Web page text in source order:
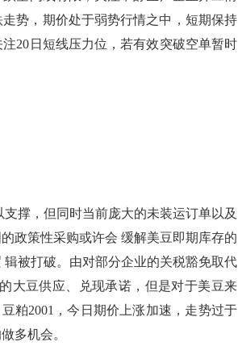
势，期价处于弱势行情之中，短期保持
20日短线压力位，若有效突破空单暂时
撑，但同时当前庞大的未装运订单以及
政策性采购或许会 缓解美豆即期库存的
被打破。由对部分企业的关税豁免取代
大豆供应、兑现承诺，但是对于美豆来
粕2001，今日期价上涨加速，走势过于
多机会。